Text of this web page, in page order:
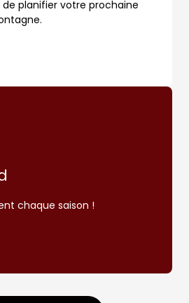
planifier votre prochaine
chaque saison !